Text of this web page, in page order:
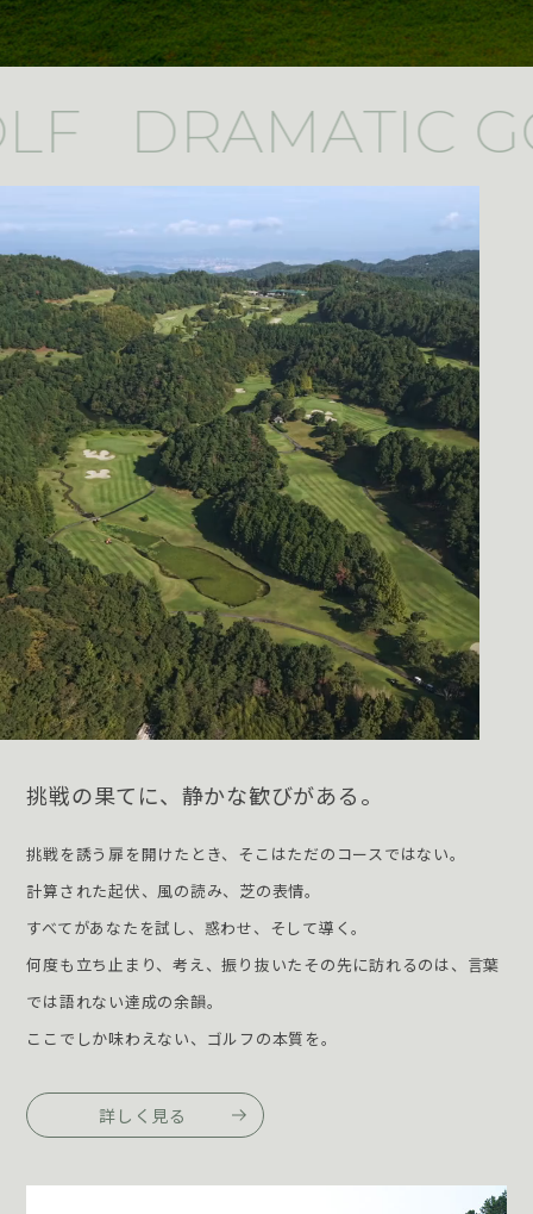
DRAMATIC
挑戦の果てに、静かな歓びがある。
挑戦を誘う扉を開けたとき、そこはただのコースではない。
計算された起伏、風の読み、芝の表情。
すべてがあなたを試し、惑わせ、そして導く。
何度も立ち止まり、考え、振り抜いたその先に訪れるのは、 言葉
では語れない達成の余韻。
ここでしか味わえない、ゴルフの本質を。
詳しく見る